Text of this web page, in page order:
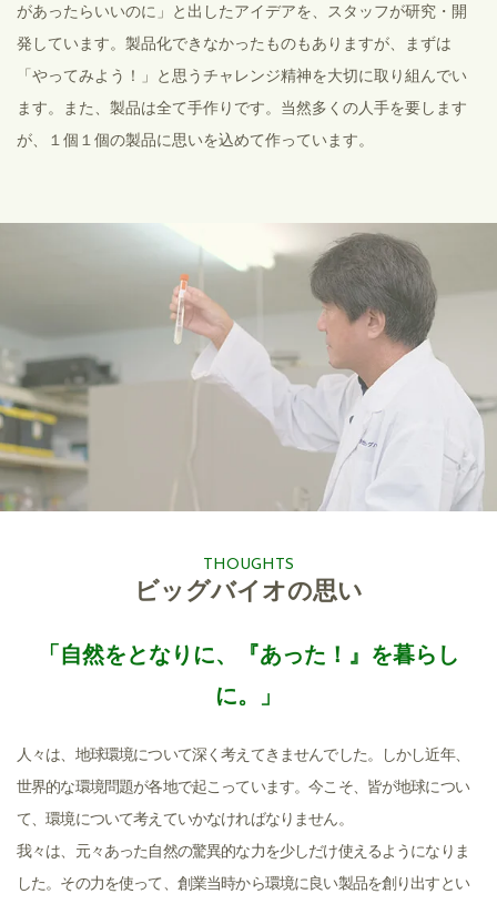
があったらいいのに」と出したアイデアを、スタッフが研究・開
発しています。製品化できなかったものもありますが、まずは
「やってみよう！」と思うチャレンジ精神を大切に取り組んでい
ます。また、製品は全て手作りです。当然多くの人手を要します
が、１個１個の製品に思いを込めて作っています。
THOUGHTS
ビッグバイオの思い
「自然をとなりに、『あった！』を暮らし
に。」
人々は、地球環境について深く考えてきませんでした。しかし近年、
世界的な環境問題が各地で起こっています。今こそ、皆が地球につい
て、環境について考えていかなければなりません。
我々は、元々あった自然の驚異的な力を少しだけ使えるようになりま
した。その力を使って、創業当時から環境に良い製品を創り出すとい